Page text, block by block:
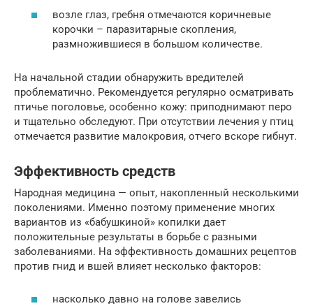
возле глаз, гребня отмечаются коричневые
корочки – паразитарные скопления,
размножившиеся в большом количестве.
На начальной стадии обнаружить вредителей
проблематично. Рекомендуется регулярно осматривать
птичье поголовье, особенно кожу: приподнимают перо
и тщательно обследуют. При отсутствии лечения у птиц
отмечается развитие малокровия, отчего вскоре гибнут.
Эффективность средств
Народная медицина — опыт, накопленный несколькими
поколениями. Именно поэтому применение многих
вариантов из «бабушкиной» копилки дает
положительные результаты в борьбе с разными
заболеваниями. На эффективность домашних рецептов
против гнид и вшей влияет несколько факторов:
насколько давно на голове завелись